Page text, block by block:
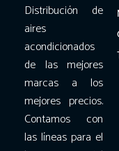
Distribución de
aires
acondicionados
de las mejores
marcas a los
mejores precios.
Contamos con
las líneas para el